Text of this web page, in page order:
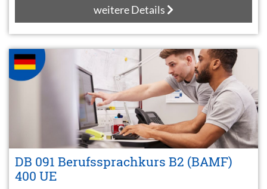
weitere Details
DB 091 Berufssprachkurs B2 (BAMF)
400 UE